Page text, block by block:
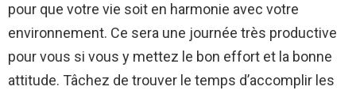
pour que votre vie soit en harmonie avec votre
environnement. Ce sera une journée très productive
pour vous si vous y mettez le bon effort et la bonne
attitude. Tâchez de trouver le temps d’accomplir les